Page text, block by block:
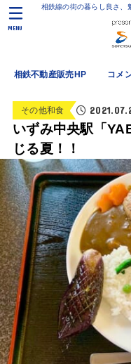
相鉄線の街の暮らし良さ、
相鉄不動産販売HP コメ
MENU
その他和食
いずみ中央駅「
じる夏！！